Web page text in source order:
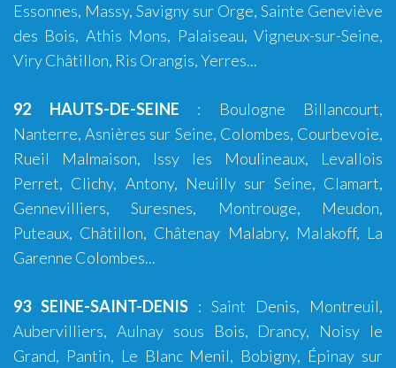
Essonnes, Massy, Savigny sur Orge, Sainte Geneviève
des Bois, Athis Mons, Palaiseau, Vigneux-sur-Seine,
Viry Châtillon, Ris Orangis, Yerres...
92 HAUTS-DE-SEINE : Boulogne Billancourt,
Nanterre, Asnières sur Seine, Colombes, Courbevoie,
Rueil Malmaison, Issy les Moulineaux, Levallois
Perret, Clichy, Antony, Neuilly sur Seine, Clamart,
Gennevilliers, Suresnes, Montrouge, Meudon,
Puteaux, Châtillon, Châtenay Malabry, Malakoff, La
Garenne Colombes...
93 SEINE-SAINT-DENIS : Saint Denis, Montreuil,
Aubervilliers, Aulnay sous Bois, Drancy, Noisy le
Grand, Pantin, Le Blanc Menil, Bobigny, Épinay sur